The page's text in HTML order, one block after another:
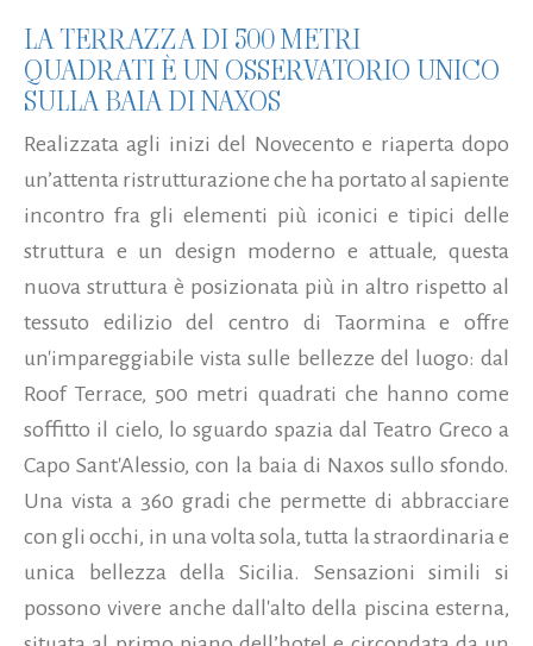
LA TERRAZZA DI 500 METRI
QUADRATI È UN OSSERVATORIO UNICO
SULLA BAIA DI NAXOS
Realizzata agli inizi del Novecento e riaperta dopo
un’attenta ristrutturazione che ha portato al sapiente
incontro fra gli elementi più iconici e tipici delle
struttura e un design moderno e attuale, questa
nuova struttura è posizionata più in altro rispetto al
tessuto edilizio del centro di Taormina e offre
un'impareggiabile vista sulle bellezze del luogo: dal
Roof Terrace, 500 metri quadrati che hanno come
soffitto il cielo, lo sguardo spazia dal Teatro Greco a
Capo Sant'Alessio, con la baia di Naxos sullo sfondo.
Una vista a 360 gradi che permette di abbracciare
con gli occhi, in una volta sola, tutta la straordinaria e
unica bellezza della Sicilia. Sensazioni simili si
possono vivere anche dall'alto della piscina esterna,